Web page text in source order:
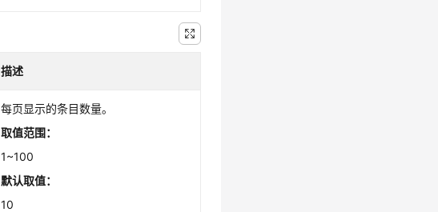
描述
每页显示的条目数量。
取值范围：
1~100
默认取值：
10